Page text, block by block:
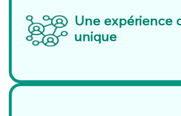
Une expérience
unique